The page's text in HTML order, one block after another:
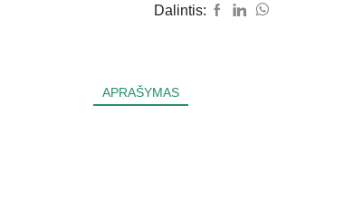
Dalintis:
APRAŠYMAS